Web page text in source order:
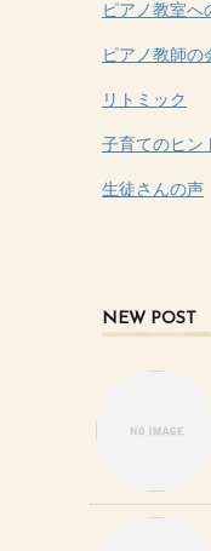
ピアノ教室へ
ピアノ教師の
リトミック
子育てのヒン
生徒さんの声
NEW POST